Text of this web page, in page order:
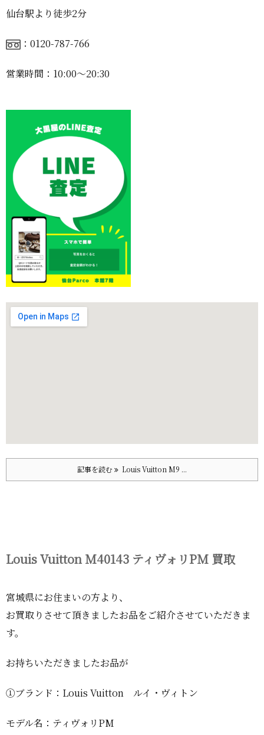
仙台駅より徒歩2分
：0120-787-766
営業時間：10:00〜20:30
記事を読む Louis Vuitton M9 ...
Louis Vuitton M40143 ティヴォリPM 買取
宮城県にお住まいの方より、
お買取りさせて頂きましたお品をご紹介させていただきま
す。
お持ちいただきましたお品が
①ブランド：Louis Vuitton ルイ・ヴィトン
モデル名：ティヴォリPM